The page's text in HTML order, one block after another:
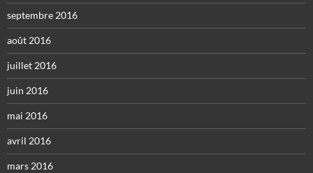
septembre 2016
août 2016
juillet 2016
juin 2016
mai 2016
avril 2016
mars 2016